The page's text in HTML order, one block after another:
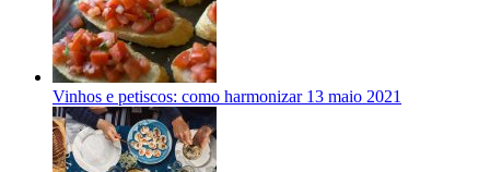
Vinhos e petiscos: como harmonizar 13 maio 2021